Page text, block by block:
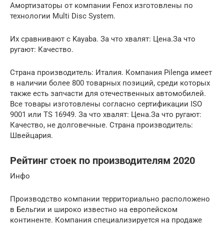
Амортизаторы от компании Fenox изготовлены по
технологии Multi Disc System.
Их сравнивают с Kayaba. За что хвалят: Цена.За что
ругают: Качество.
Страна производитель: Италия. Компания Pilenga имеет
в наличии более 800 товарных позиций, среди которых
также есть запчасти для отечественных автомобилей.
Все товары изготовлены согласно сертификации ISO
9001 или TS 16949. За что хвалят: Цена.За что ругают:
Качество, не долговечные. Страна производитель:
Швейцария.
Рейтинг стоек по производителям 2020
Инфо
Производство компании территориально расположено
в Бельгии и широко известно на европейском
континенте. Компания специализируется на продаже